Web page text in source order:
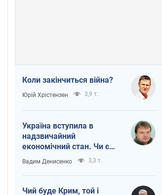
Коли закінчиться війна?
Юрій Хрістензен 3,9 т.
Україна вступила в
надзвичайний
економічний стан. Чи є
світло вкінці тунелю?
Вадим Денисенко 3,3 т.
Чий буде Крим, той і